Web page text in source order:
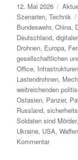
Veröffentlicht
am
12. Mai 2026
Szenarien,Technik
Bundeswehr,China,
Deutschland,
Drohnen, Europa,
gesellschaftlichen
Office, Infrastrukturen
Lastendrohnen,
weitreichenden
Ostasien, Panzer,
Russland,
Soldaten sind Mörder
Ukraine, USA,Waffen
Kommentarzu